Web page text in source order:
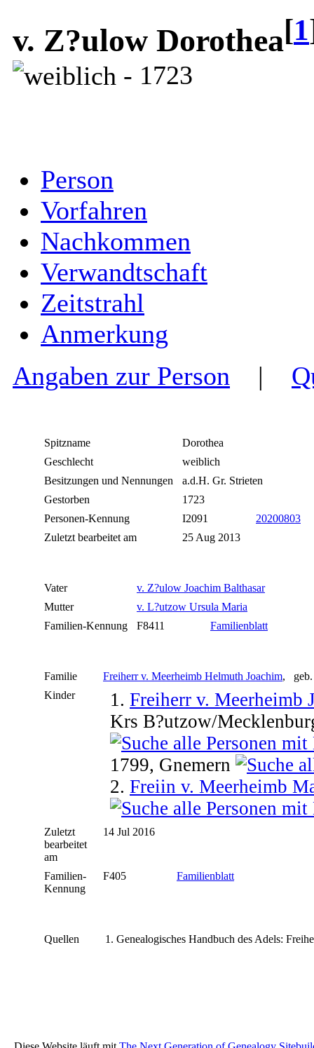
v. Z?ulow Dorothea[1
- 1723
Person
Vorfahren
Nachkommen
Verwandtschaft
Zeitstrahl
Anmerkung
Angaben zur Person |
Spitzname
Dorothea
Geschlecht
weiblich
Besitzungen und Nennungen
a.d.H. Gr. Strieten
Gestorben
1723
Personen-Kennung
I2091
20200803
Zuletzt bearbeitet am
25 Aug 2013
Vater
v. Z?ulow Joachim Balthasar
Mutter
v. L?utzow Ursula Maria
Familien-Kennung
F8411 Familienblatt
Familie Freiherr v. Meerheimb Helmuth Joachim, geb.
Kinder
1. Freiherr v. Meerheimb
Krs B?utzow/
1799, Gnemern
2. Freiin v. Meerheimb
Zuletzt
bearbeitet
am
14 Jul 2016
Familien-
Kennung
F405 Familienblatt
Quellen Genealogisches Handbuch des Adels: